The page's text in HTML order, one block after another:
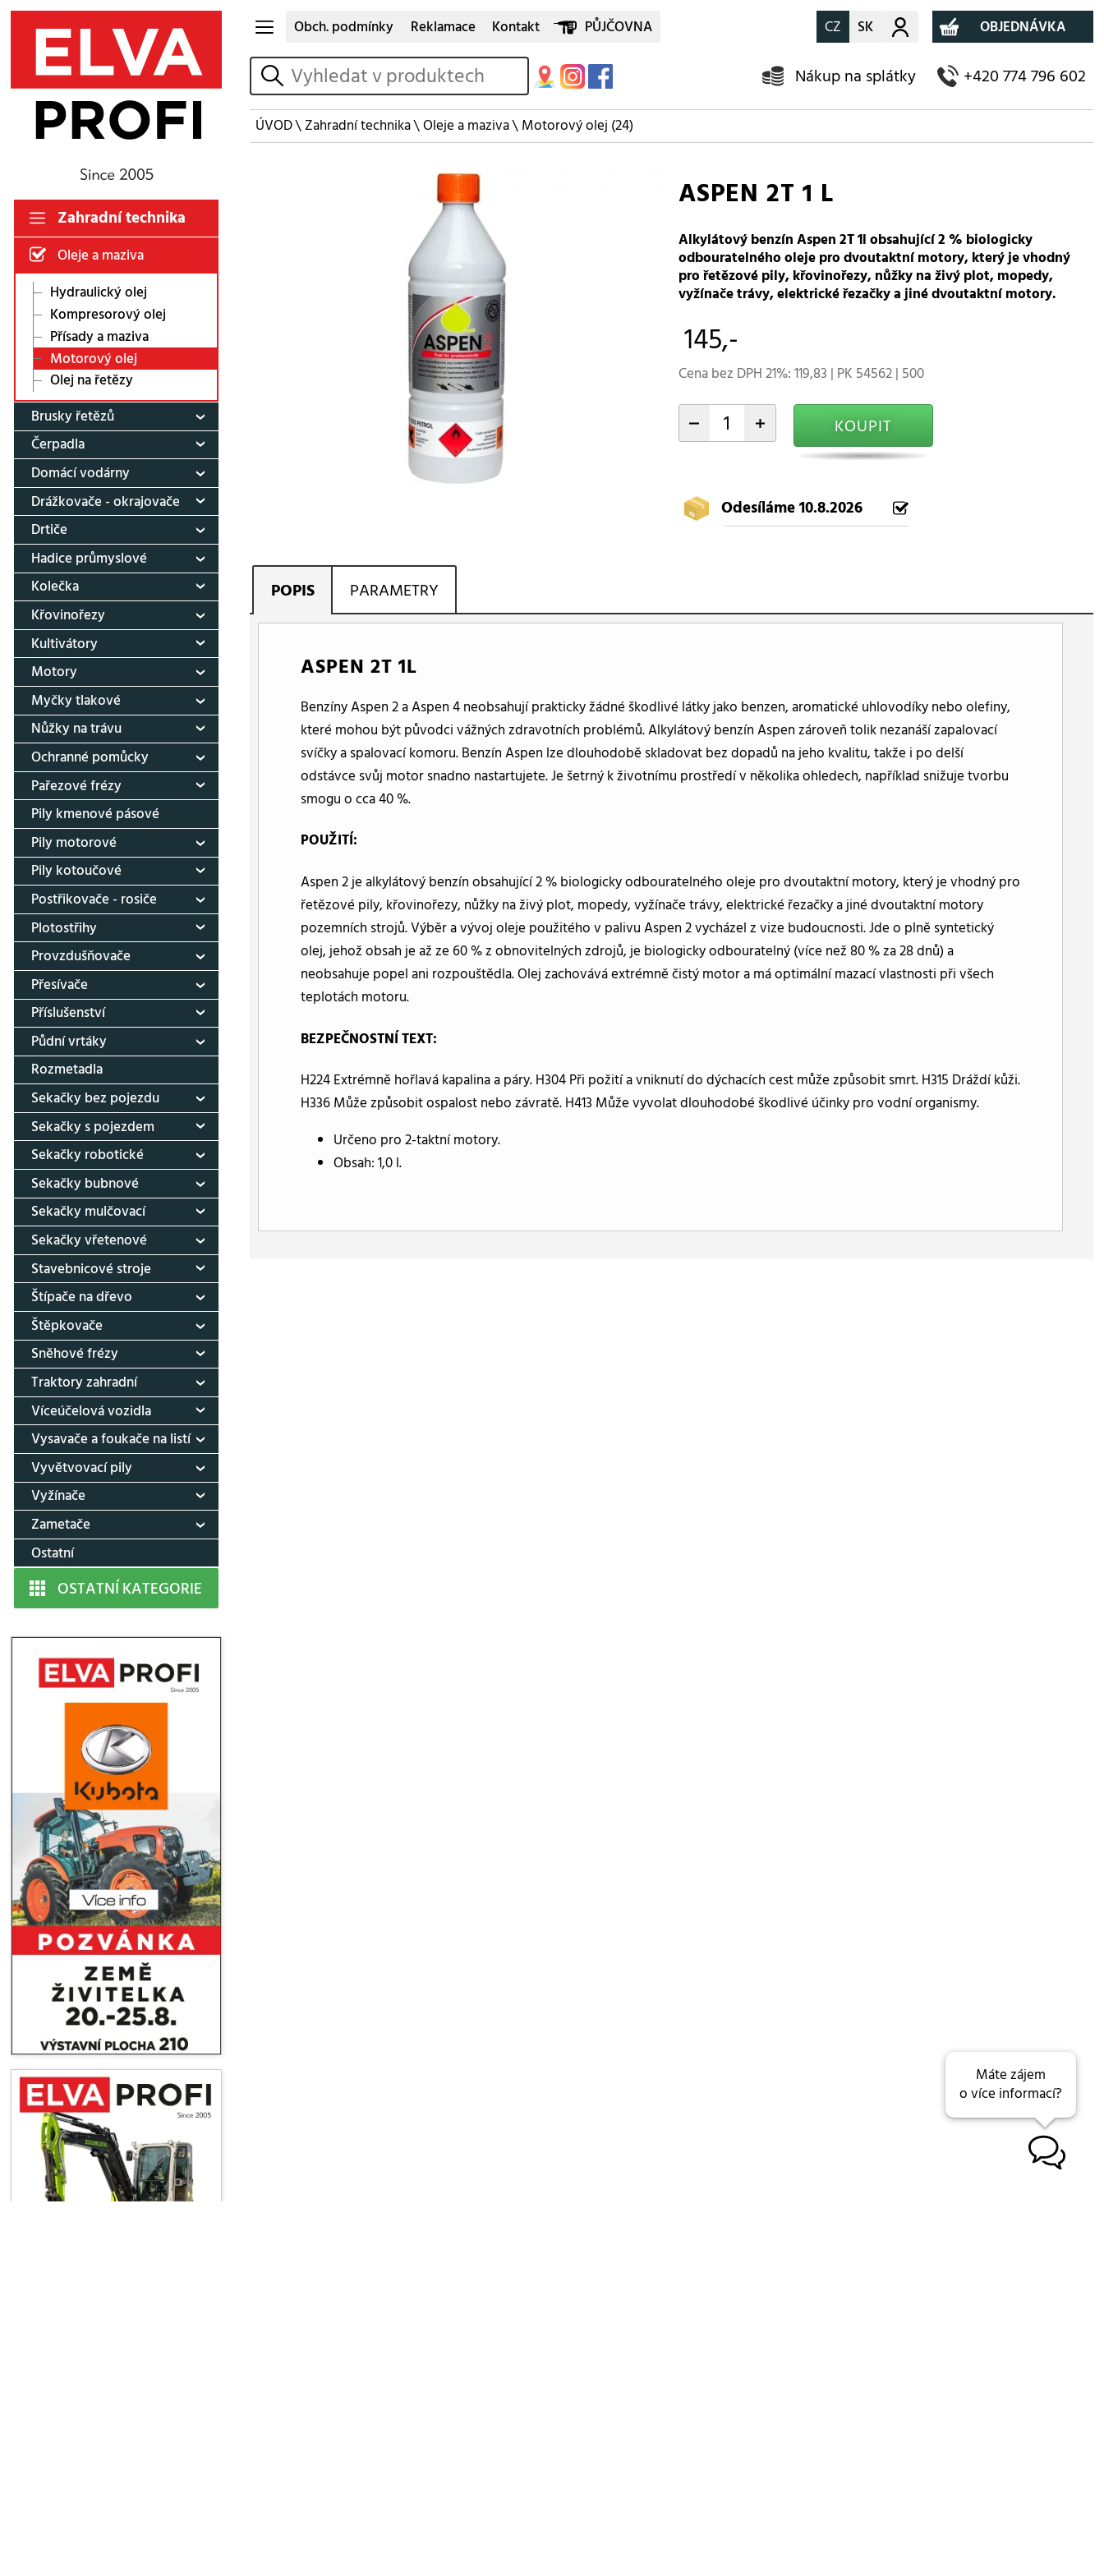
Zahradní technika
Oleje a maziva
Hydraulický olej
Kompresorový olej
Přísady a maziva
Motorový olej
Olej na řetězy
Brusky řetězů
Čerpadla
Domácí vodárny
Drážkovače - okrajovače
Drtiče
Hadice průmyslové
Kolečka
Křovinořezy
Kultivátory
Motory
Myčky tlakové
Nůžky na trávu
Ochranné pomůcky
Pařezové frézy
Pily kmenové pásové
Pily motorové
Pily kotoučové
Postřikovače - rosiče
Plotostřihy
Provzdušňovače
Přesívače
Příslušenství
Půdní vrtáky
Rozmetadla
Sekačky bez pojezdu
Sekačky s pojezdem
Sekačky robotické
Sekačky bubnové
Sekačky mulčovací
Sekačky vřetenové
Stavebnicové stroje
Štípače na dřevo
Štěpkovače
Sněhové frézy
Traktory zahradní
Víceúčelová vozidla
Vysavače a foukače na listí
Vyvětvovací pily
Vyžínače
Zametače
Ostatní
OSTATNÍ KATEGORIE
Obch. podmínky Reklamace Kontakt PŮJČOVNA CZ SK Můj účet OBJEDNÁVKA
vyhledat Nákup na splátky +420 774 796 602
ÚVOD\Zahradní technika\Oleje a maziva\Motorový olej (24)
ASPEN 2T 1 L
Alkylátový benzín Aspen 2T 1l obsahující 2 % biologicky
odbouratelného oleje pro dvoutaktní motory, který je vhodný
pro řetězové pily, křovinořezy, nůžky na živý plot, mopedy,
vyžínače trávy, elektrické řezačky a jiné dvoutaktní motory.
145,-
Cena bez DPH 21%: 119,83 | PK 54562 | 500
- + KOUPIT
Odesíláme 10.8.2026
POPIS PARAMETRY
ASPEN 2T 1L
Benzíny Aspen 2 a Aspen 4 neobsahují prakticky žádné škodlivé látky jako benzen, aromatické uhlovodíky nebo olefiny,
které mohou být původci vážných zdravotních problémů. Alkylátový benzín Aspen zároveň tolik nezanáší zapalovací
svíčky a spalovací komoru. Benzín Aspen lze dlouhodobě skladovat bez dopadů na jeho kvalitu, takže i po delší
odstávce svůj motor snadno nastartujete. Je šetrný k životnímu prostředí v několika ohledech, například snižuje tvorbu
smogu o cca 40 %.
POUŽITÍ:
Aspen 2 je alkylátový benzín obsahující 2 % biologicky odbouratelného oleje pro dvoutaktní motory, který je vhodný pro
řetězové pily, křovinořezy, nůžky na živý plot, mopedy, vyžínače trávy, elektrické řezačky a jiné dvoutaktní motory
pozemních strojů. Výběr a vývoj oleje použitého v palivu Aspen 2 vycházel z vize budoucnosti. Jde o plně syntetický
olej, jehož obsah je až ze 60 % z obnovitelných zdrojů, je biologicky odbouratelný (více než 80 % za 28 dnů) a
neobsahuje popel ani rozpouštědla. Olej zachovává extrémně čistý motor a má optimální mazací vlastnosti při všech
teplotách motoru.
BEZPEČNOSTNÍ TEXT:
H224 Extrémně hořlavá kapalina a páry. H304 Při požití a vniknutí do dýchacích cest může způsobit smrt. H315 Dráždí kůži.
H336 Může způsobit ospalost nebo závratě. H413 Může vyvolat dlouhodobé škodlivé účinky pro vodní organismy.
Určeno pro 2-taktní motory.
Obsah: 1,0 l.
Máte zájem
o více informací?
B